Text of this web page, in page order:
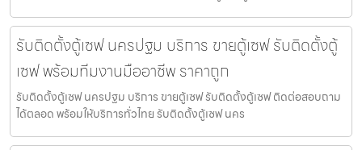
รับติดตั้งตู้เซฟ นครปฐม บริการ ขายตู้เซฟ รับติดตั้งตู้
เซฟ พร้อมทีมงานมืออาชีพ ราคาถูก
รับติดตั้งตู้เซฟ นครปฐม บริการ ขายตู้เซฟ รับติดตั้งตู้เซฟ ติดต่อสอบถาม
ได้ตลอด พร้อมให้บริการทั่วไทย รับติดตั้งตู้เซฟ นคร